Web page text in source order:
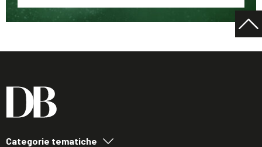
Categorie tematiche